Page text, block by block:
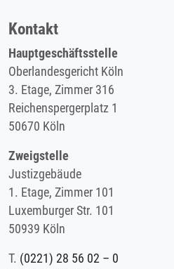
Kontakt
Hauptgeschäftsstelle
Oberlandesgericht Köln
3. Etage, Zimmer 316
Reichenspergerplatz 1
50670 Köln
Zweigstelle
Justizgebäude
1. Etage, Zimmer 101
Luxemburger Str. 101
50939 Köln
T. (0221) 28 56 02 – 0